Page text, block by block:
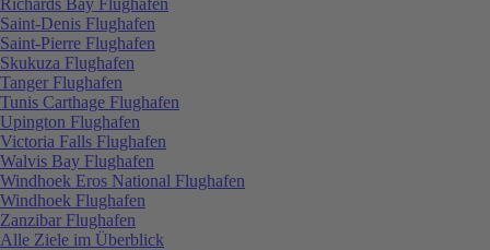
Saint-Denis Flughafen
Saint-Pierre Flughafen
Skukuza Flughafen
Tanger Flughafen
Tunis Carthage Flughafen
Upington Flughafen
Victoria Falls Flughafen
Walvis Bay Flughafen
Windhoek Eros National Flughafen
Windhoek Flughafen
Zanzibar Flughafen
Alle Ziele im Überblick